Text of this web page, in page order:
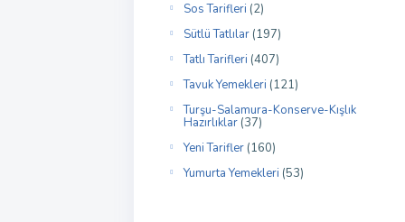
Sos Tarifleri (2)
Sütlü Tatlılar (197)
Tatlı Tarifleri (407)
Tavuk Yemekleri (121)
Turşu-Salamura-Konserve-Kışlık
Hazırlıklar (37)
Yeni Tarifler (160)
Yumurta Yemekleri (53)